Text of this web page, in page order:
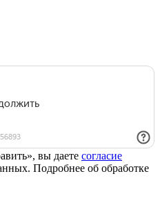
вы даете согласие
Подробнее об обработке